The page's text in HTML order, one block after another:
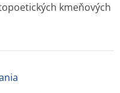
kmeňových